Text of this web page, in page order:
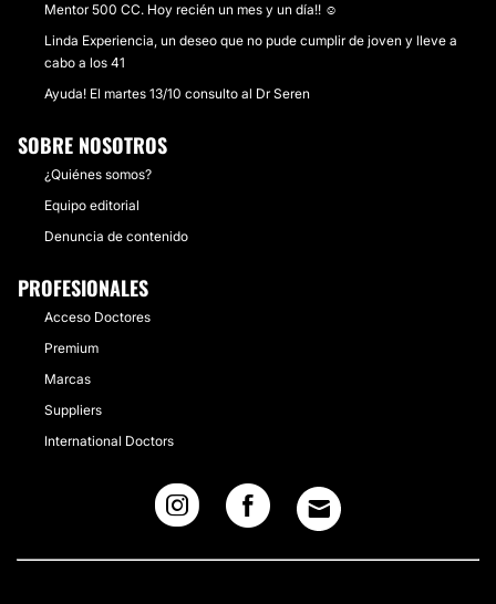
Mentor 500 CC. Hoy recién un mes y un día!! ☺️
Linda Experiencia, un deseo que no pude cumplir de joven y lleve a
cabo a los 41
Ayuda! El martes 13/10 consulto al Dr Seren
SOBRE NOSOTROS
¿Quiénes somos?
Equipo editorial
Denuncia de contenido
PROFESIONALES
Acceso Doctores
Premium
Marcas
Suppliers
International Doctors